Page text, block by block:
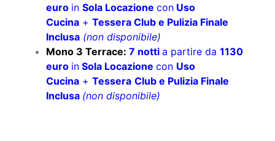
euro in Sola Locazione con Uso
Cucina + Tessera Club e Pulizia Finale
Inclusa (non disponibile)
Mono 3 Terrace: 7 notti a partire da 1130
euro in Sola Locazione con Uso
Cucina + Tessera Club e Pulizia Finale
Inclusa (non disponibile)